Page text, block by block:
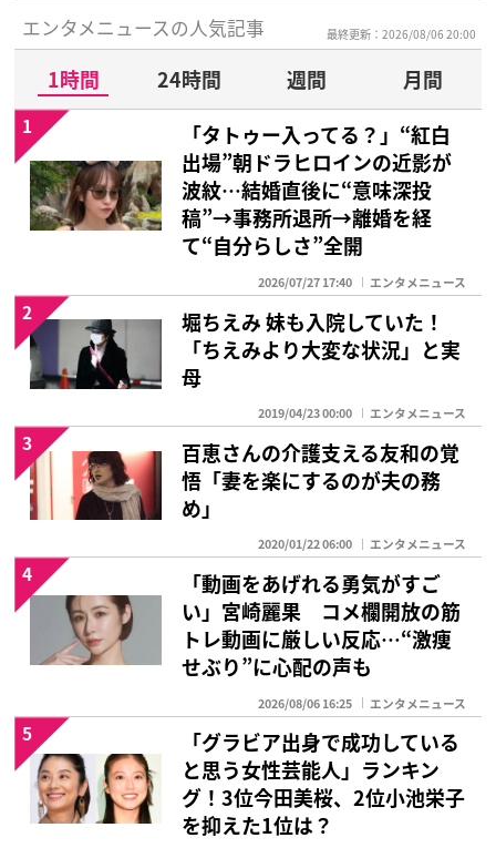
エンタメニュースの人気記事 最終更新：2026/08/06 20:00
1時間 24時間 週間
月間
「タトゥー入ってる？」“紅白
出場”朝ドラヒロインの近影が
波紋…結婚直後に“意味深投
稿”→事務所退所→離婚を経
て“自分らしさ”全開
2026/07/27 17:40 エンタメニュース
1
堀ちえみ 妹も入院していた！
「ちえみより大変な状況」と実
母
2019/04/23 00:00 エンタメニュース
2
百恵さんの介護支える友和の覚
悟「妻を楽にするのが夫の務
め」
2020/01/22 06:00 エンタメニュース
3
「動画をあげれる勇気がすご
い」宮崎麗果 コメ欄開放の筋
トレ動画に厳しい反応…“激痩
せぶり”に心配の声も
2026/08/06 16:25 エンタメニュース
4
「グラビア出身で成功している
と思う女性芸能人」ランキン
グ！3位今田美桜、2位小池栄子
を抑えた1位は？
5